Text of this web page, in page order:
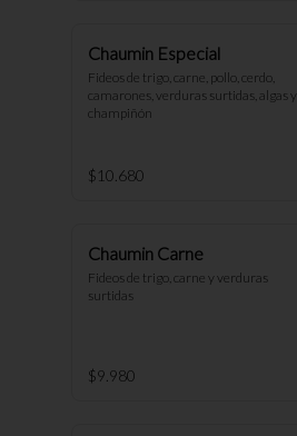
Chaumin Especial
Fideos de trigo, carne, pollo, cerdo,
camarones, verduras surtidas, algas y
champiñón
$10.680
Chaumin Carne
Fideos de trigo, carne y verduras
surtidas
$9.980